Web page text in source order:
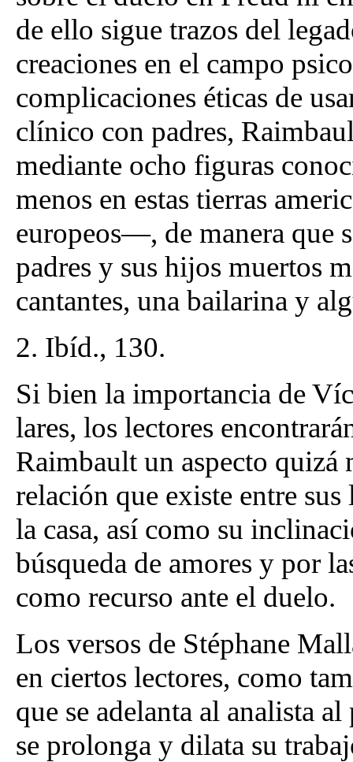
de ello sigue trazos del
creaciones en el campo
complicaciones éticas de
clínico con padres,
mediante ocho figuras
menos en estas tierras
europeos—, de manera que
padres y sus hijos muertos
cantantes, una bailarina y
2. Ibíd., 130.
Si bien la importancia de
lares, los lectores
Raimbault un aspecto
relación que existe entre
la casa, así como su
búsqueda de amores y por
como recurso ante el duelo.
Los versos de Stéphane
en ciertos lectores, como
que se adelanta al analista
se prolonga y dilata su